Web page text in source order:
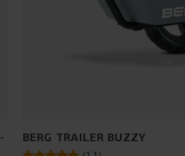
- BERG TRAILER BUZZY